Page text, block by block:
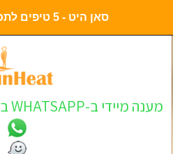
סאן היט - 5 טיפים לתכנון חד...
מענה מיידי ב-WHATSAPP במספר 054-5405-944